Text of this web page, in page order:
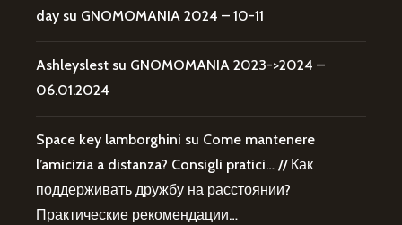
day su GNOMOMANIA 2024 – 10-11
Ashleyslest su GNOMOMANIA 2023->2024 –
06.01.2024
Space key lamborghini su Come mantenere
l’amicizia a distanza? Consigli pratici… // Как
поддерживать дружбу на расстоянии?
Практические рекомендации…